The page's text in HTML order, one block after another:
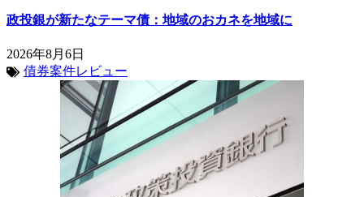
政投銀が新たなテーマ債：地域のおカネを地域に
2026年8月6日
債券案件レビュー